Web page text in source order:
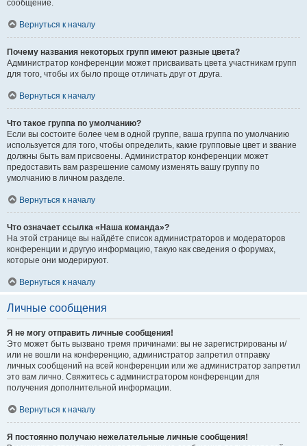
сообщение.
Вернуться к началу
Почему названия некоторых групп имеют разные цвета?
Администратор конференции может присваивать цвета участникам групп
для того, чтобы их было проще отличать друг от друга.
Вернуться к началу
Что такое группа по умолчанию?
Если вы состоите более чем в одной группе, ваша группа по умолчанию
используется для того, чтобы определить, какие групповые цвет и звание
должны быть вам присвоены. Администратор конференции может
предоставить вам разрешение самому изменять вашу группу по
умолчанию в личном разделе.
Вернуться к началу
Что означает ссылка «Наша команда»?
На этой странице вы найдёте список администраторов и модераторов
конференции и другую информацию, такую как сведения о форумах,
которые они модерируют.
Вернуться к началу
Личные сообщения
Я не могу отправить личные сообщения!
Это может быть вызвано тремя причинами: вы не зарегистрированы и/
или не вошли на конференцию, администратор запретил отправку
личных сообщений на всей конференции или же администратор запретил
это вам лично. Свяжитесь с администратором конференции для
получения дополнительной информации.
Вернуться к началу
Я постоянно получаю нежелательные личные сообщения!